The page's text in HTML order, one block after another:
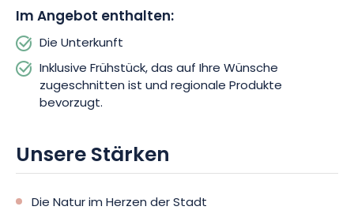
Im Angebot enthalten:
Die Unterkunft
Inklusive Frühstück, das auf Ihre Wünsche
zugeschnitten ist und regionale Produkte
bevorzugt.
Unsere Stärken
Die Natur im Herzen der Stadt